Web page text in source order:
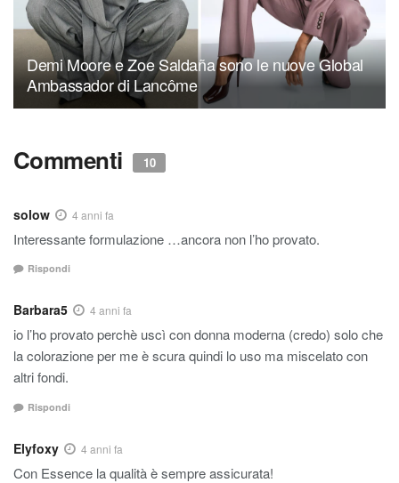
Demi Moore e Zoe Saldaña sono le nuove Global
Ambassador di Lancôme
Commenti 10
solow 4 anni fa
Interessante formulazione …ancora non l’ho provato.
Rispondi
Barbara5 4 anni fa
io l’ho provato perchè uscì con donna moderna (credo) solo che
la colorazione per me è scura quindi lo uso ma miscelato con
altri fondi.
Rispondi
Elyfoxy 4 anni fa
Con Essence la qualità è sempre assicurata!